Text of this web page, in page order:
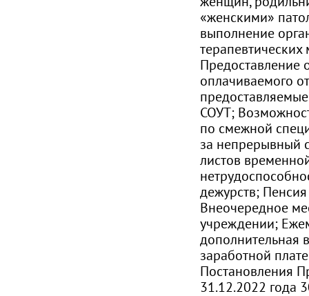
«женскими»
выполнение
Предоставление
оплачиваемого
СОУТ;
по смежной
за непрерывный
листов
дежурств;
Внеочередное
учреждении;
дополнительная
заработной
Постановления
31.12.2022 года